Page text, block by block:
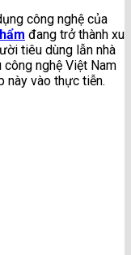
công nghệ của
đang trở thành xu
tiêu dùng lẫn nhà
công nghệ Việt Nam
này vào thực tiễn.